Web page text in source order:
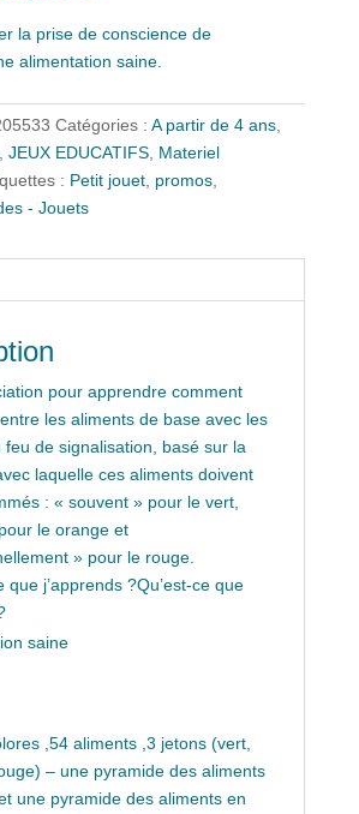
prix
:
€.
actuel
est :
la prise de conscience de
alimentation saine.
Catégories : A partir de 4 ans,
JEUX EDUCATIFS, Materiel
: Petit jouet, promos,
- Jouets
pour apprendre comment
les aliments de base avec les
feu de signalisation, basé sur la
laquelle ces aliments doivent
: « souvent » pour le vert,
le orange et
» pour le rouge.
Qu’est-ce que
saine
, 54 aliments , 3 jetons (vert,
– une pyramide des aliments
une pyramide des aliments en